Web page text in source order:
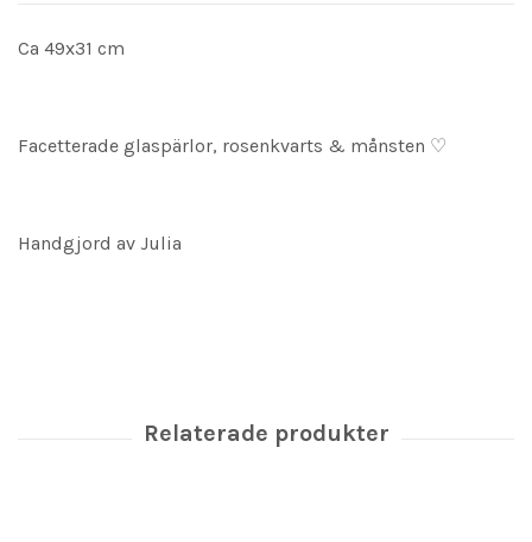
Ca 49x31 cm
Facetterade glaspärlor, rosenkvarts & månsten ♡
Handgjord av Julia